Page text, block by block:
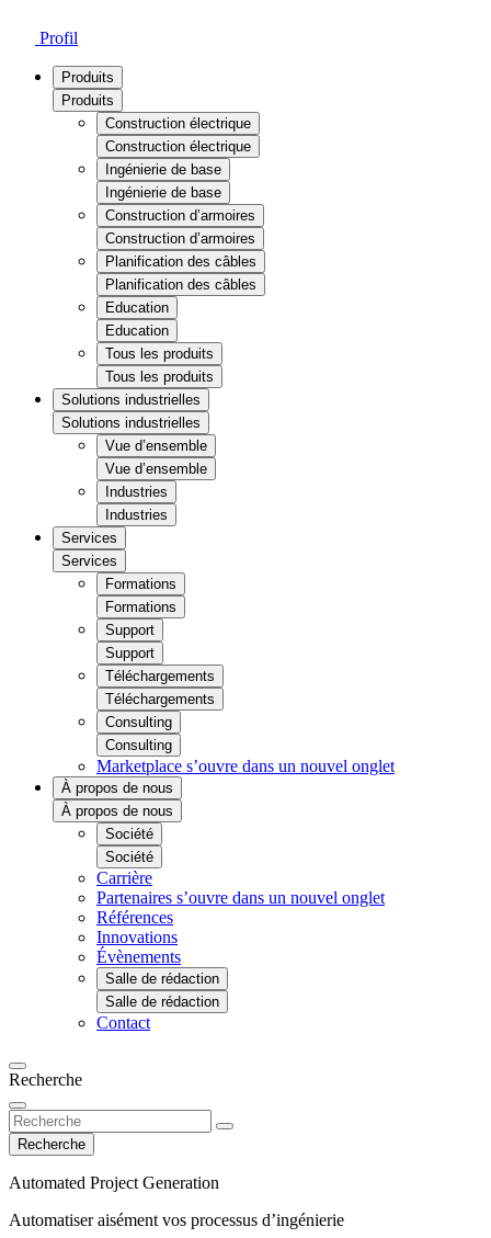
Profil
Produits
Produits
Construction électrique
Construction électrique
Ingénierie de base
Ingénierie de base
Construction d’armoires
Construction d’armoires
Planification des câbles
Planification des câbles
Education
Education
Tous les produits
Tous les produits
Solutions industrielles
Solutions industrielles
Vue d’ensemble
Vue d’ensemble
Industries
Industries
Services
Services
Formations
Formations
Support
Support
Téléchargements
Téléchargements
Consulting
Consulting
Marketplace s’ouvre dans un nouvel onglet
À propos de nous
À propos de nous
Société
Société
Carrière
Partenaires s’ouvre dans un nouvel onglet
Références
Innovations
Évènements
Salle de rédaction
Salle de rédaction
Contact
Recherche
Recherche
Automated Project Generation
Automatiser aisément vos processus d’ingénierie